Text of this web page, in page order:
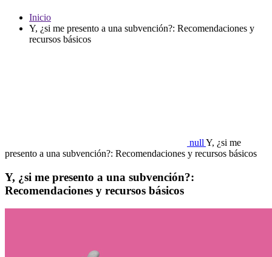
Inicio
Y, ¿si me presento a una subvención?: Recomendaciones y
recursos básicos
null Y, ¿si me
presento a una subvención?: Recomendaciones y recursos básicos
Y, ¿si me presento a una subvención?:
Recomendaciones y recursos básicos